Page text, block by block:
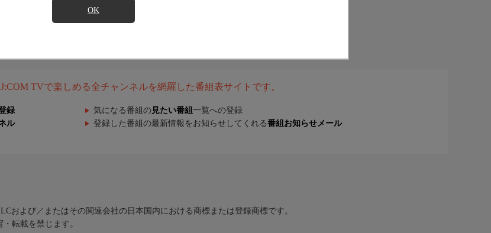
OK
TVで楽しめる全チャンネルを網羅した番組表サイトです。
録 気になる番組の 見たい番組 一覧への登録
ル 登録した番組の最新情報をお知らせしてくれる番組お知らせメール
および／またはその関連会社の日本国内における商標または登録商標です。
転載を禁じます。